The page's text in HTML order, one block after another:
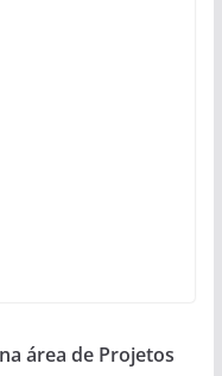
área de Projetos